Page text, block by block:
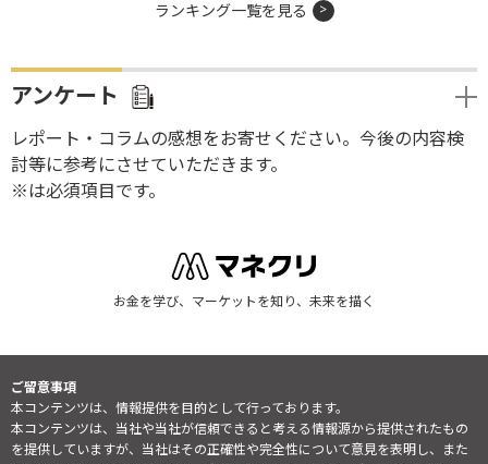
ランキング一覧を見る
アンケート
レポート・コラムの感想をお寄せください。今後の内容検
討等に参考にさせていただきます。
※は必須項目です。
お金を学び、マーケットを知り、未来を描く
ご留意事項
本コンテンツは、情報提供を目的として行っております。
本コンテンツは、当社や当社が信頼できると考える情報源から提供されたもの
を提供していますが、当社はその正確性や完全性について意見を表明し、また